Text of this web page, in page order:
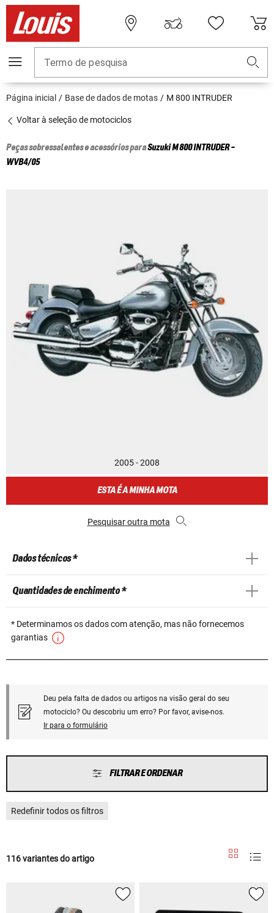
Termo de pesquisa
Página inicial Base de dados de motas M 800 INTRUDER
Voltar à seleção de motociclos
Peças sobressalentes e acessórios paraSuzukiM 800 INTRUDER -
WVB4/05
2005 - 2008
ESTA É A MINHA MOTA
Pesquisar outra mota
Dados técnicos *
Quantidades de enchimento *
* Determinamos os dados com atenção, mas não fornecemos
garantias
Deu pela falta de dados ou artigos na visão geral do seu
motociclo? Ou descobriu um erro? Por favor, avise-nos.
Ir para o formulário
FILTRAR E ORDENAR
Redefinir todos os filtros
116 variantes do artigo